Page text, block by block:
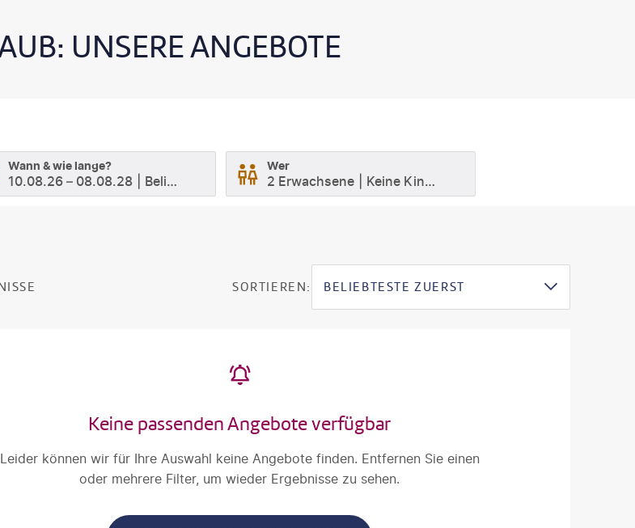
UNSERE ANGEBOTE
Wann & wie lange?
10.08.26– 08.08.28 Beliebig
Wer
2 Erwachsene Keine Kinder
SORTIEREN: BELIEBTESTE ZUERST
Keine passenden Angebote verfügbar
Leider können wir für Ihre Auswahl keine Angebote finden. Entfernen Sie einen
oder mehrere Filter, um wieder Ergebnisse zu sehen.